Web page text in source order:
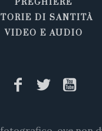
PREGHIERE
DI SANTITÀ
VIDEO E AUDIO